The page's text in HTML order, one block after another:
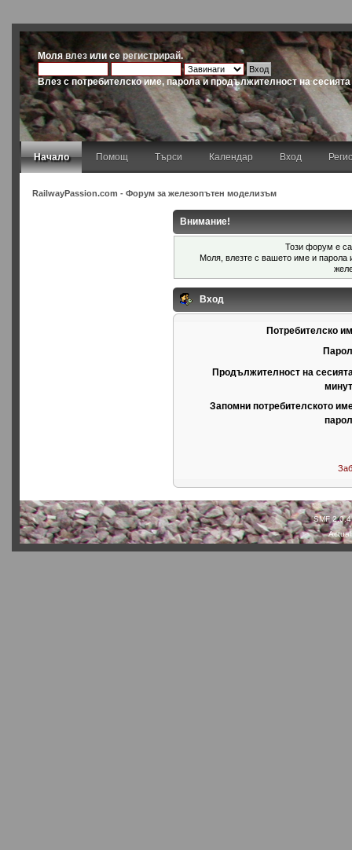
Молявлез или серегистрирай.
Влез с потребителско име, парола и продължителност на сесията
Начало Помощ Търси Календар Вход
RailwayPassion.com - Форум за железопътен моделизъм
Внимание!
Този форум е
Моля, влезте с вашето име и парола
Вход
Потребителско
Продължителност на
Запомни потребителското
SMF 2.0.4